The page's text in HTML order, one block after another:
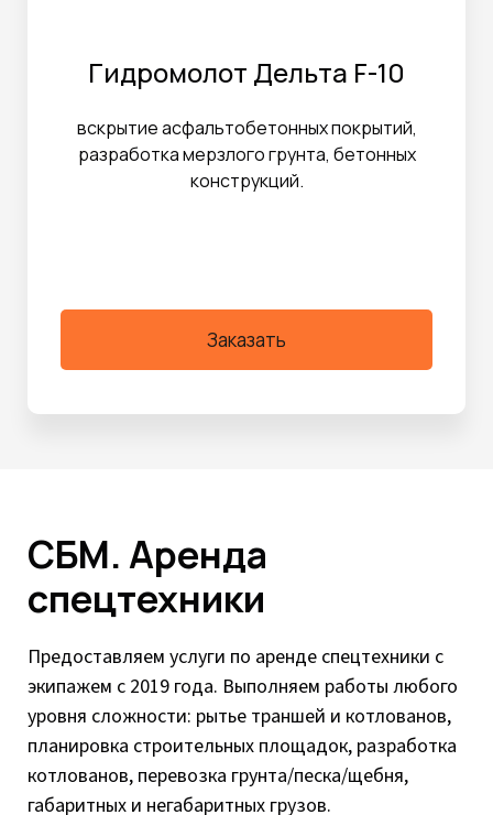
Гидромолот Дельта F-10
вскрытие асфальтобетонных покрытий,
разработка мерзлого грунта, бетонных
конструкций.
Заказать
СБМ. Аренда
спецтехники
Предоставляем услуги по аренде спецтехники с
экипажем с 2019 года. Выполняем работы любого
уровня сложности: рытье траншей и котлованов,
планировка строительных площадок, разработка
котлованов, перевозка грунта/песка/щебня,
габаритных и негабаритных грузов.